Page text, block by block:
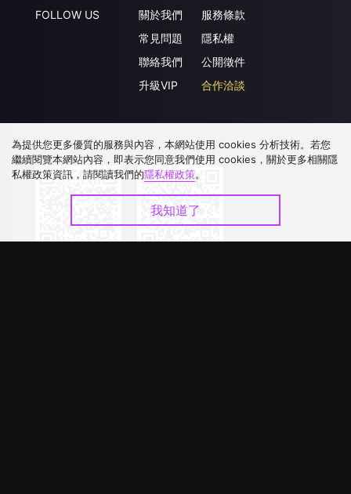
FOLLOW US
關於我們
常見問題
聯絡我們
升級VIP
服務條款
隱私權
公開徵件
合作洽談
下載 APP
為提供您更多優質的服務與內容，本網站使用 cookies 分析技術。若您
繼續閱覽本網站內容，即表示您同意我們使用 cookies，關於更多相關隱
私權政策資訊，請閱讀我們的隱私權政策。
我知道了